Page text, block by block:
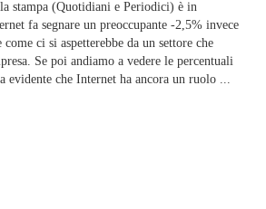
stampa (Quotidiani e Periodici) è in
fa segnare un preoccupante -2,5% invece
come ci si aspetterebbe da un settore che
Se poi andiamo a vedere le percentuali
evidente che Internet ha ancora un ruolo ...